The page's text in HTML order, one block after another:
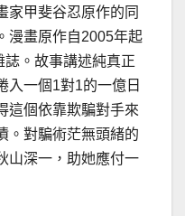
家甲斐谷忍原作的同
漫畫原作自2005年起
。故事講述純真正
入一個1對1的一億日
這個依靠欺騙對手來
。對騙術茫無頭緒的
山深一，助她應付一